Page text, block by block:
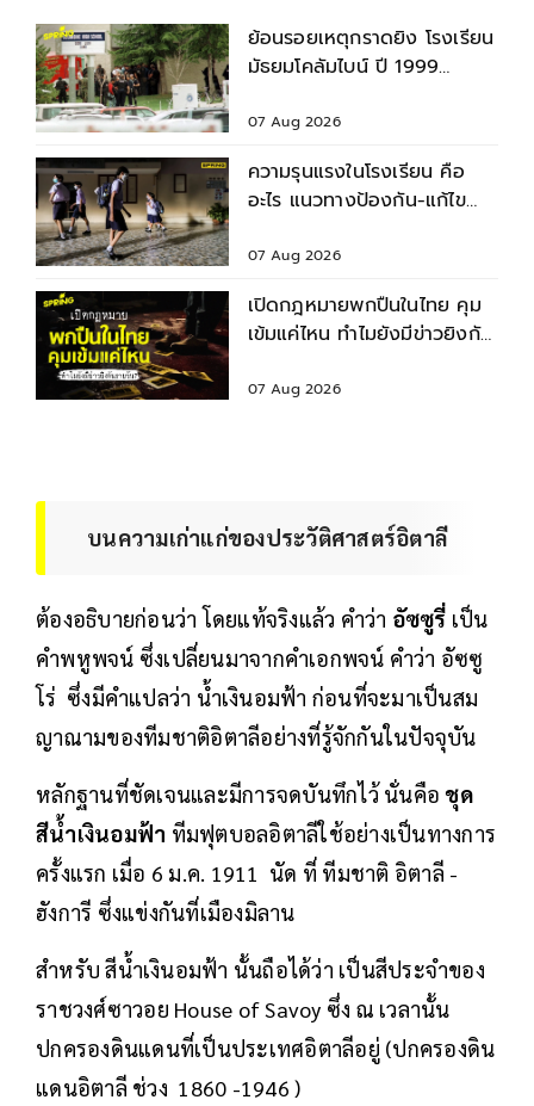
ย้อนรอยเหตุกราดยิง โรงเรียน
มัธยมโคลัมไบน์ ปี 1999
07 Aug 2026
ความรุนแรงในโรงเรียน คือ
อะไร แนวทางป้องกัน-แก้ไข
07 Aug 2026
เปิดกฎหมายพกปืนในไทย คุม
เข้มแค่ไหน ทำไมยังมีข่าวยิงกัน
07 Aug 2026
บนความเก่าแก่ของประวัติศาสตร์อิตาลี
ต้องอธิบายก่อนว่า โดยแท้จริงแล้ว คำว่า อัซซูรี่ เป็น
คำพหูพจน์ ซึ่งเปลี่ยนมาจากคำเอกพจน์ คำว่า อัซซู
โร่ ซึ่งมีคำแปลว่า น้ำเงินอมฟ้า ก่อนที่จะมาเป็นสม
ญาณามของทีมชาติอิตาลีอย่างที่รู้จักกันในปัจจุบัน
หลักฐานที่ชัดเจนและมีการจดบันทึกไว้ นั่นคือ ชุด
สีน้ำเงินอมฟ้า ทีมฟุตบอลอิตาลีใช้อย่างเป็นทางการ
ครั้งแรก เมื่อ 6 ม.ค. 1911 นัด ที่ ทีมชาติ อิตาลี -
ฮังการี ซึ่งแข่งกันที่เมืองมิลาน
สำหรับ สีน้ำเงินอมฟ้า นั้นถือได้ว่า เป็นสีประจำของ
ราชวงศ์ซาวอย House of Savoy ซึ่ง ณ เวลานั้น
ปกครองดินแดนที่เป็นประเทศอิตาลีอยู่ (ปกครองดิน
แดนอิตาลี ช่วง 1860 -1946 )